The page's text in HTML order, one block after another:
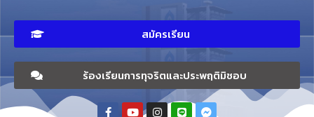
สมัครเรียน
ร้องเรียนการทุจริตและประพฤติมิชอบ